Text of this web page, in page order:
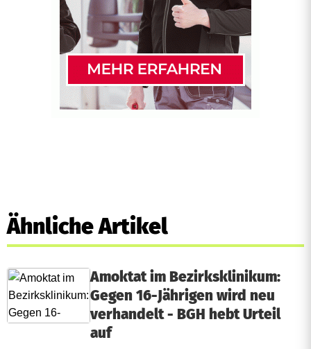
Ähnliche Artikel
Amoktat im Bezirksklinikum:
Gegen 16-Jährigen wird neu
verhandelt - BGH hebt Urteil
auf